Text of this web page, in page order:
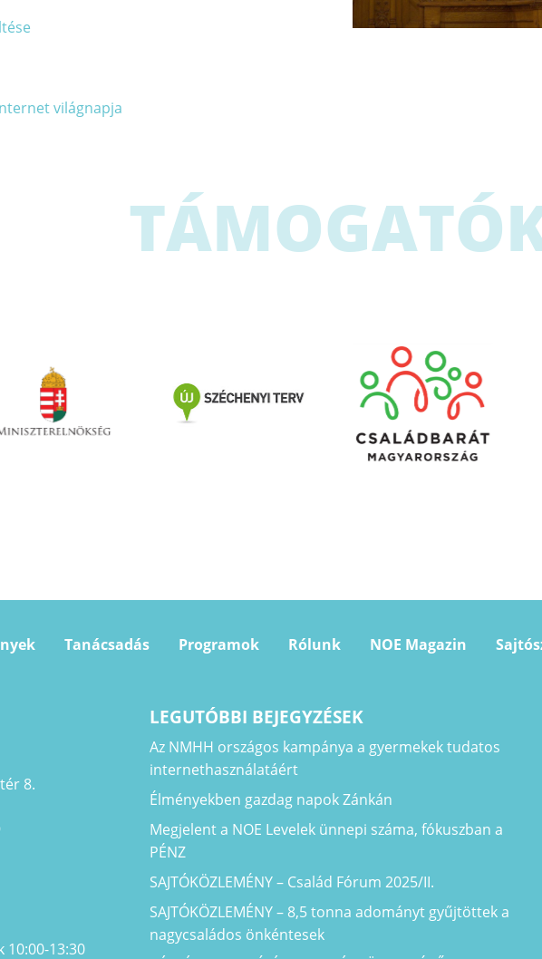
világnapja
Tanácsadás Programok Rólunk NOE Magazin
8.
10:00-13:30
LEGUTÓBBI BEJEGYZÉSEK
Az NMHH országos kampánya a gyermekek tudatos
internethasználatáért
Élményekben gazdag napok Zánkán
Megjelent a NOE Levelek ünnepi száma, fókuszban a
PÉNZ
SAJTÓKÖZLEMÉNY – Család Fórum 2025/II.
SAJTÓKÖZLEMÉNY – 8,5 tonna adományt gyűjtöttek a
nagycsaládos önkéntesek